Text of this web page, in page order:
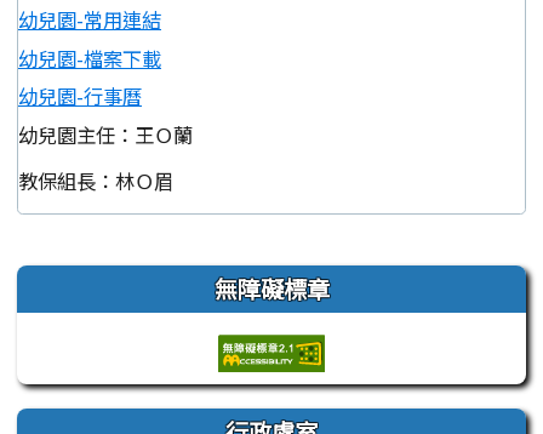
幼兒園-常用連結
幼兒園-檔案下載
幼兒園-行事曆
幼兒園主任：王Ｏ蘭
教保組長：林Ｏ眉
左邊區域內容 無障礙標章